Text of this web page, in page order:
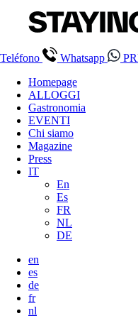
Teléfono Whatsapp
Homepage
ALLOGGI
Gastronomia
EVENTI
Chi siamo
Magazine
Press
IT
En
Es
FR
NL
DE
en
es
de
fr
nl